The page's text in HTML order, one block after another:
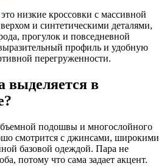
низкие кроссовки с массивной
и синтетическими деталями,
прогулок и повседневной
профиль и удобную
перегруженности.
выделяется в
подошвы и многослойного
смотрится с джинсами, широкими
базовой одеждой. Пара не
потому что сама задает акцент.